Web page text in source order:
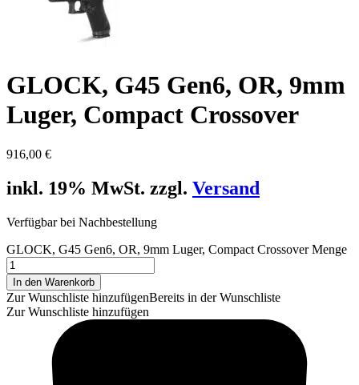
GLOCK, G45 Gen6, OR, 9mm
Luger, Compact Crossover
916,00 €
inkl. 19% MwSt. zzgl. Versand
Verfügbar bei Nachbestellung
GLOCK, G45 Gen6, OR, 9mm Luger, Compact Crossover Menge
In den Warenkorb
Zur Wunschliste hinzufügenBereits in der Wunschliste
Zur Wunschliste hinzufügen